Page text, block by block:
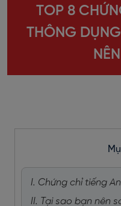
TOP 8
THÔNG
I. Chứng chỉ tiếng
II. Tại sao bạn nên